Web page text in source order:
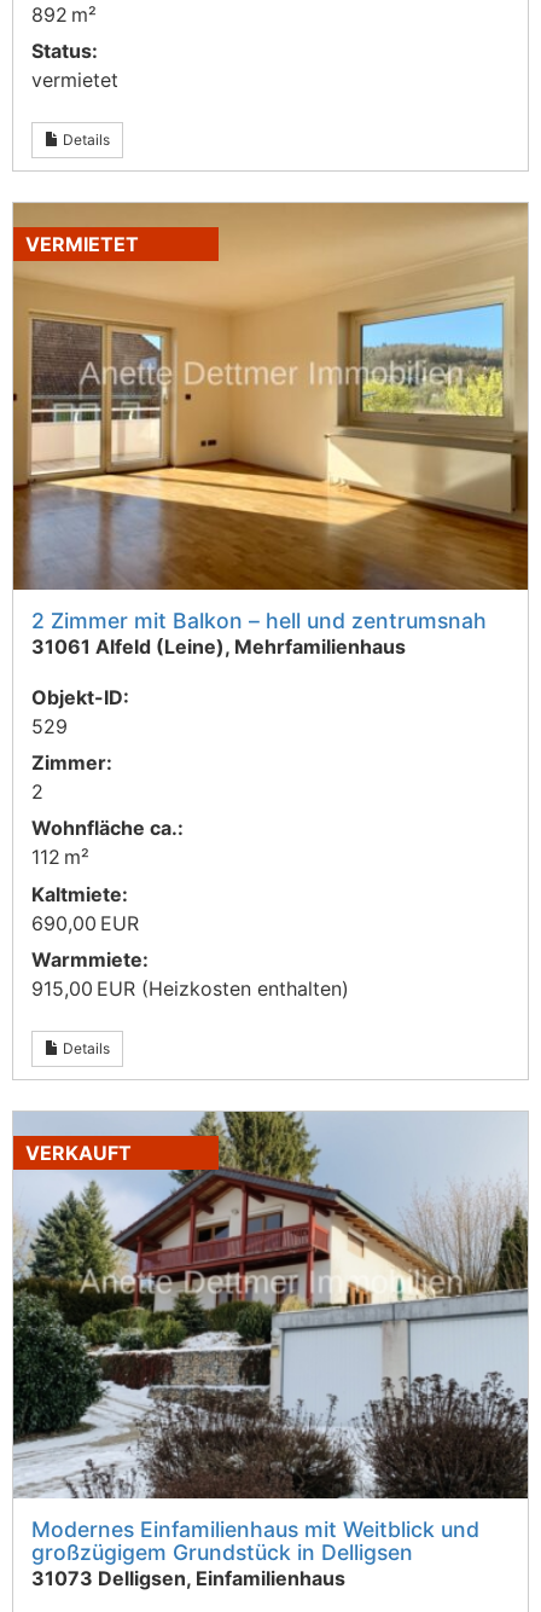
892 m²
Status:
vermietet
Details
VERMIETET
2 Zimmer mit Balkon – hell und zentrumsnah
31061 Alfeld (Leine), Mehrfamilienhaus
Objekt-ID:
529
Zimmer:
2
Wohnfläche ca.:
112 m²
Kaltmiete:
690,00 EUR
Warmmiete:
915,00 EUR (Heizkosten enthalten)
Details
VERKAUFT
Modernes Einfamilienhaus mit Weitblick und
großzügigem Grundstück in Delligsen
31073 Delligsen, Einfamilienhaus